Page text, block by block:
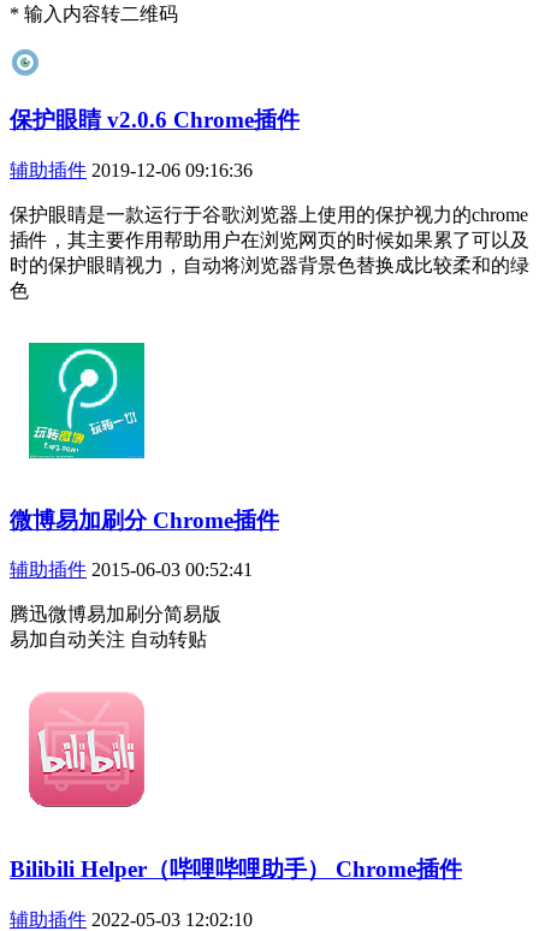
* 输入内容转二维码
保护眼睛 v2.0.6 Chrome插件
辅助插件 2019-12-06 09:16:36
保护眼睛是一款运行于谷歌浏览器上使用的保护视力的chrome
插件，其主要作用帮助用户在浏览网页的时候如果累了可以及
时的保护眼睛视力，自动将浏览器背景色替换成比较柔和的绿
色
微博易加刷分 Chrome插件
辅助插件 2015-06-03 00:52:41
腾迅微博易加刷分简易版
易加自动关注 自动转贴
Bilibili Helper（哔哩哔哩助手） Chrome插件
辅助插件 2022-05-03 12:02:10